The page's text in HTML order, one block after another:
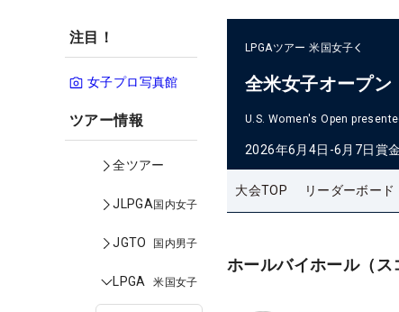
注目！
女子プロ写真館
ツアー情報
全ツアー
JLPGA国内女子
JGTO 国内男子
LPGA 米国女子
LPGAツアー 米国女子
全米女子オープン
U.S. Women's Open
2026年6月4日-6月7日賞
大会TOP リーダーボード
ホールバイホール（ス